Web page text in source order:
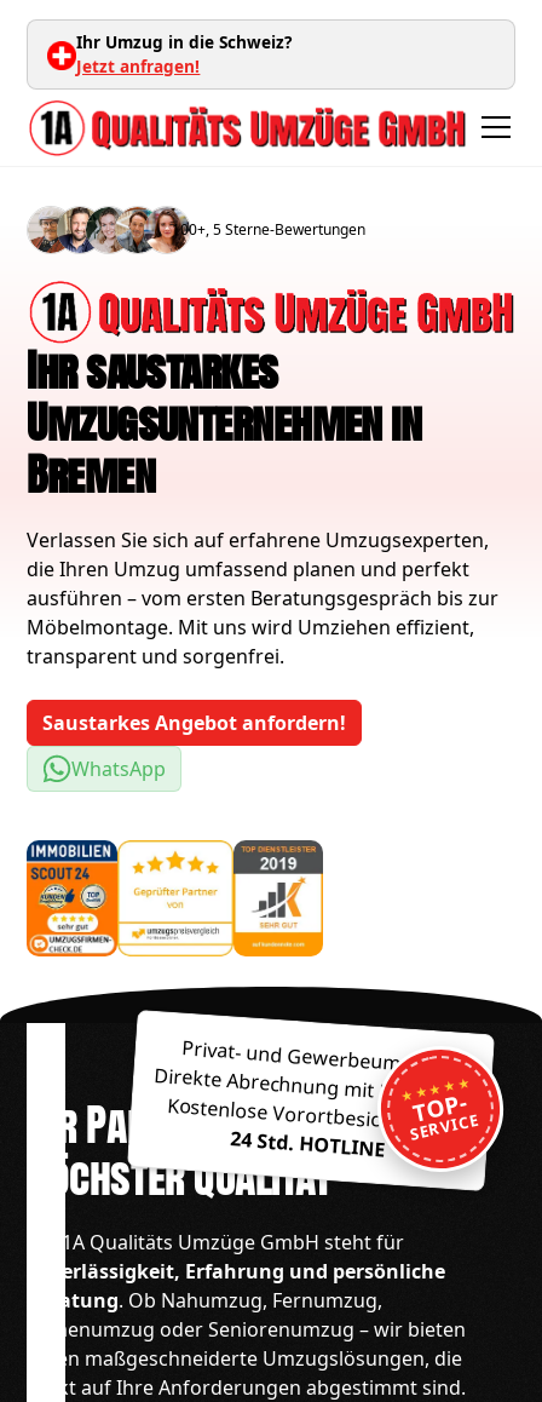
Ihr Umzug in die Schweiz?
Jetzt anfragen!
100+, 5 Sterne-Bewertungen
Ihr saustarkes
Umzugsunternehmen in
Bremen
Verlassen Sie sich auf erfahrene Umzugsexperten,
die Ihren Umzug umfassend planen und perfekt
ausführen – vom ersten Beratungsgespräch bis zur
Möbelmontage. Mit uns wird Umziehen effizient,
transparent und sorgenfrei.
Saustarkes Angebot anfordern!
WhatsApp
★★★★★
TOP-
SERVICE
Privat- und Gewerbeumzüge
Direkte Abrechnung mit Behörden
Kostenlose Vorortbesichtigung
24 Std. HOTLINE
Ihr Partner für Umzüge in
höchster Qualität
Die 1A Qualitäts Umzüge GmbH steht für
Zuverlässigkeit, Erfahrung und persönliche
Beratung. Ob Nahumzug, Fernumzug,
Firmenumzug oder Seniorenumzug – wir bieten
Ihnen maßgeschneiderte Umzugslösungen, die
exakt auf Ihre Anforderungen abgestimmt sind.